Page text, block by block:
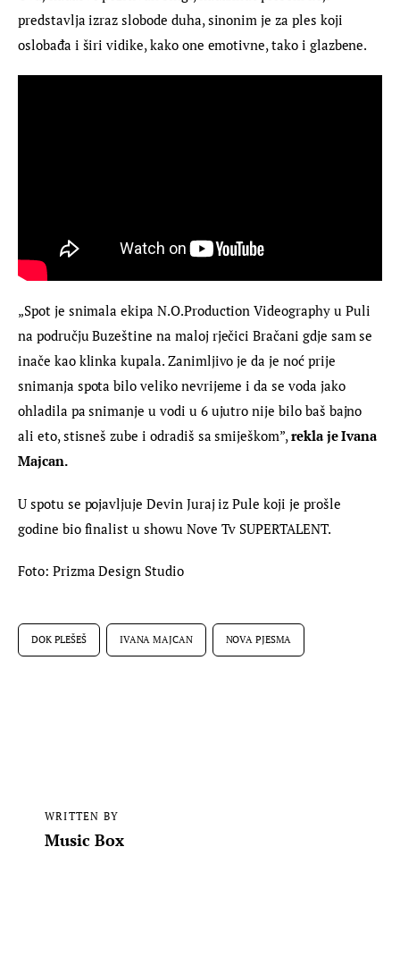
predstavlja izraz slobode duha, sinonim je za ples koji
oslobađa i širi vidike, kako one emotivne, tako i glazbene.
„Spot je snimala ekipa N.O.Production Videography u Puli
na području Buzeštine na maloj rječici Bračani gdje sam se
inače kao klinka kupala. Zanimljivo je da je noć prije
snimanja spota bilo veliko nevrijeme i da se voda jako
ohladila pa snimanje u vodi u 6 ujutro nije bilo baš bajno
ali eto, stisneš zube i odradiš sa smiješkom”, rekla je Ivana
Majcan.
U spotu se pojavljuje Devin Juraj iz Pule koji je prošle
godine bio finalist u showu Nove Tv SUPERTALENT.
Foto: Prizma Design Studio
DOK PLEŠEŠ IVANA MAJCAN NOVA PJESMA
WRITTEN BY
Music Box